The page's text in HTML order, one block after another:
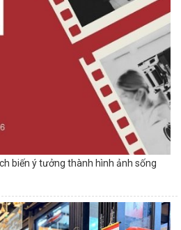
biến ý tưởng thành hình ảnh sống